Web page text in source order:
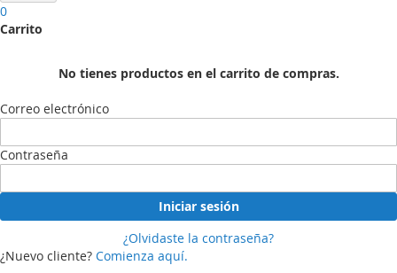
0
Carrito
No tienes productos en el carrito de compras.
Correo electrónico
Contraseña
Iniciar sesión
¿Olvidaste la contraseña?
¿Nuevo cliente? Comienza aquí.